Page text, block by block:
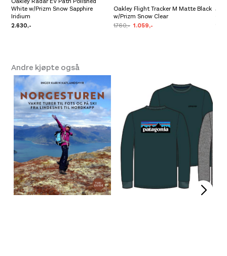
White w/Prizm Snow Sapphire
Iridium
2.630,-
Oakley Flight Tracker M Matte Black
w/Prizm Snow Clear
1.760,- 1.059,-
Andre kjøpte også